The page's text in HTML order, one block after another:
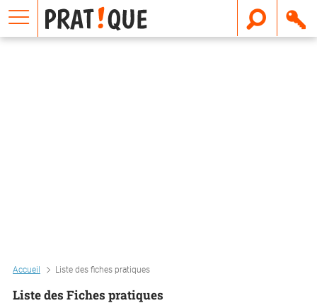
Accueil Liste des fiches pratiques
Liste des Fiches pratiques
E
m
a